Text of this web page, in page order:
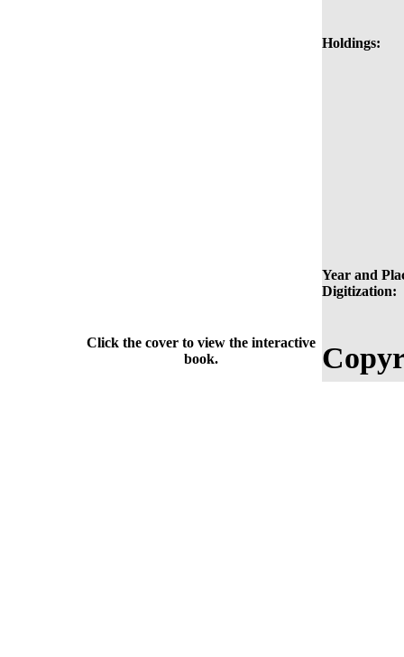
Holdings:
Year and
Digitization:
Click the cover to view the interactive
book.